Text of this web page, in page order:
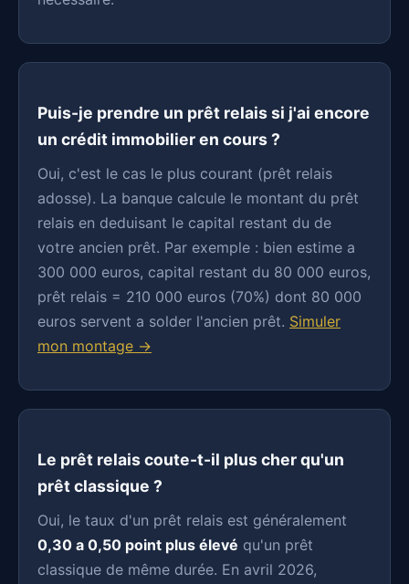
Puis-je prendre un prêt relais si j'ai encore
un crédit immobilier en cours ?
Oui, c'est le cas le plus courant (prêt relais
adosse). La banque calcule le montant du prêt
relais en deduisant le capital restant du de
votre ancien prêt. Par exemple : bien estime a
300 000 euros, capital restant du 80 000 euros,
prêt relais = 210 000 euros (70%) dont 80 000
euros servent a solder l'ancien prêt. Simuler
mon montage →
Le prêt relais coute-t-il plus cher qu'un
prêt classique ?
Oui, le taux d'un prêt relais est généralement
0,30 a 0,50 point plus élevé qu'un prêt
classique de même durée. En avril 2026,